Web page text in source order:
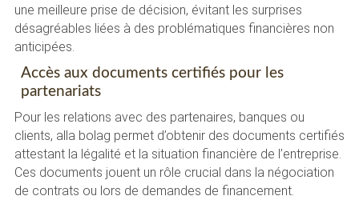
une meilleure prise de décision, évitant les surprises
désagréables liées à des problématiques financières non
anticipées.
Accès aux documents certifiés pour les
partenariats
Pour les relations avec des partenaires, banques ou
clients, alla bolag permet d’obtenir des documents certifiés
attestant la légalité et la situation financière de l’entreprise.
Ces documents jouent un rôle crucial dans la négociation
de contrats ou lors de demandes de financement.